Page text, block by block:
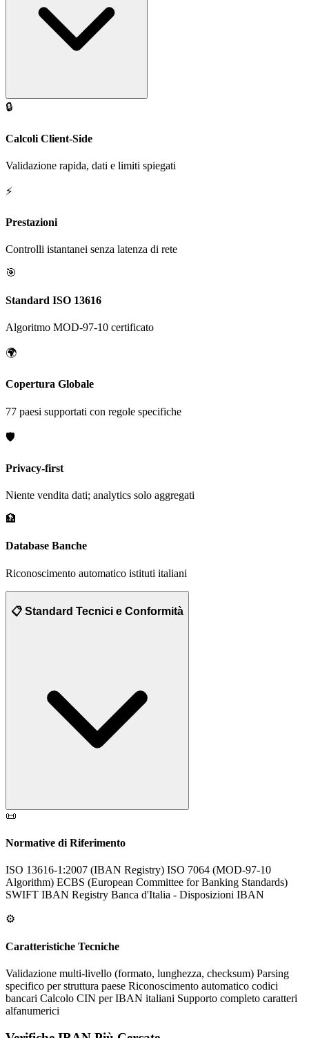
🔒
Calcoli Client-Side
Validazione rapida, dati e limiti spiegati
⚡
Prestazioni
Controlli istantanei senza latenza di rete
🎯
Standard ISO 13616
Algoritmo MOD-97-10 certificato
🌍
Copertura Globale
77 paesi supportati con regole specifiche
🛡️
Privacy-first
Niente vendita dati; analytics solo aggregati
🏦
Database Banche
Riconoscimento automatico istituti italiani
📋 Standard Tecnici e Conformità
📜
Normative di Riferimento
ISO 13616-1:2007 (IBAN Registry) ISO 7064 (MOD-97-10
Algorithm) ECBS (European Committee for Banking Standards)
SWIFT IBAN Registry Banca d'Italia - Disposizioni IBAN
⚙️
Caratteristiche Tecniche
Validazione multi-livello (formato, lunghezza, checksum) Parsing
specifico per struttura paese Riconoscimento automatico codici
bancari Calcolo CIN per IBAN italiani Supporto completo caratteri
alfanumerici